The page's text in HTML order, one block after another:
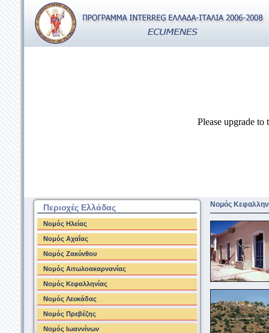
Please upgrade
Περιοχές Ελλάδας
Νομός Ηλείας
Νομός Αχαΐας
Νομός Ζακύνθου
Νομός Αιτωλοακαρνανίας
Νομός Κεφαλληνίας
Νομός Λευκάδας
Νομός Πρεβέζης
Νομός Ιωαννίνων
Νομός